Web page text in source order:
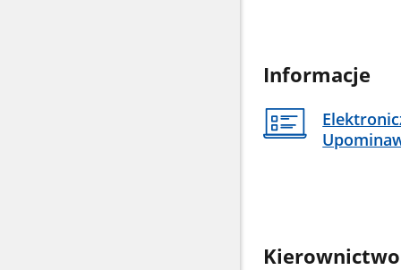
Informacje